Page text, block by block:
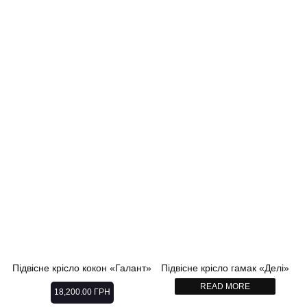
Підвісне крісло кокон «Галант»
18,200.00 ГРН
Підвісне крісло гамак «Делі»
READ MORE